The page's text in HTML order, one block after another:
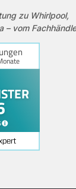
zu Whirlpool,
– vom